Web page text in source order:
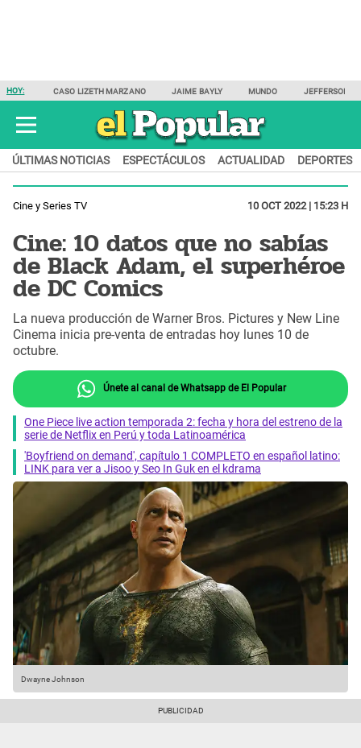
HOY: CASO LIZETH MARZANO JAIME BAYLY MUNDO JEFFERSON
ÚLTIMAS NOTICIAS ESPECTÁCULOS ACTUALIDAD DEPORTES
Cine y Series TV 10 OCT 2022 | 15:23 H
Cine: 10 datos que no sabías
de Black Adam, el superhéroe
de DC Comics
La nueva producción de Warner Bros. Pictures y New Line
Cinema inicia pre-venta de entradas hoy lunes 10 de
octubre.
Únete al canal de Whatsapp de El Popular
One Piece live action temporada 2: fecha y hora del estreno de la
serie de Netflix en Perú y toda Latinoamérica
'Boyfriend on demand', capítulo 1 COMPLETO en español latino:
LINK para ver a Jisoo y Seo In Guk en el kdrama
Dwayne Johnson